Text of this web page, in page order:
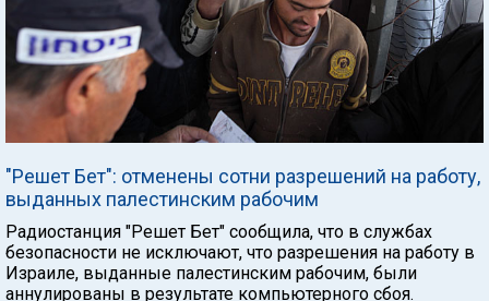
"Решет Бет": отменены сотни разрешений на работу,
выданных палестинским рабочим
Радиостанция "Решет Бет" сообщила, что в службах
безопасности не исключают, что разрешения на работу в
Израиле, выданные палестинским рабочим, были
аннулированы в результате компьютерного сбоя.